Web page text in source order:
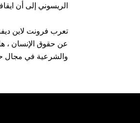
الريسوني إلى أن
تعرب فرونت لاين
عن حقوق الإنسان ،
والشرعية في مجال